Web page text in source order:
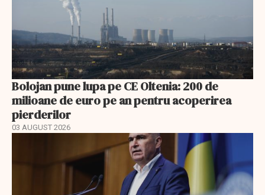
Bolojan pune lupa pe CE Oltenia: 200 de
milioane de euro pe an pentru acoperirea
pierderilor
03 AUGUST 2026